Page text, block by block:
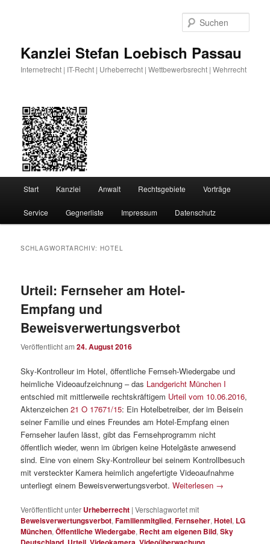
Kanzlei Stefan Loebisch Passau
Internetrecht | IT-Recht | Urheberrecht | Wettbewerbsrecht | Wehrrecht
Start Kanzlei Anwalt Rechtsgebiete Vorträge
Service Gegnerliste Impressum Datenschutz
SCHLAGWORTARCHIV:HOTEL
Urteil: Fernseher am Hotel-
Empfang und
Beweisverwertungsverbot
Veröffentlicht am24. August 2016
Sky-Kontrolleur im Hotel, öffentliche Fernseh-Wiedergabe und
heimliche Videoaufzeichnung – das Landgericht München I
entschied mit mittlerweile rechtskräftigem Urteil vom 10.06.2016,
Aktenzeichen21 O 17671/15: Ein Hotelbetreiber, der im Beisein
seiner Familie und eines Freundes am Hotel-Empfang einen
Fernseher laufen lässt, gibt das Fernsehprogramm nicht
öffentlich wieder, wenn im übrigen keine Hotelgäste anwesend
sind. Eine von einem Sky-Kontrolleur bei seinem Kontrollbesuch
mit versteckter Kamera heimlich angefertigte Videoaufnahme
unterliegt einem Beweisverwertungsverbot.Weiterlesen →
Veröffentlicht unter Urheberrecht |Verschlagwortet mit
Beweisverwertungsverbot,Familienmitglied,Fernseher,Hotel, LG
München,Öffentliche Wiedergabe, Recht am eigenen Bild,Sky
, , ,